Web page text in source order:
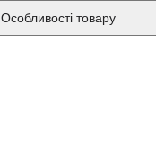
Особливості товару